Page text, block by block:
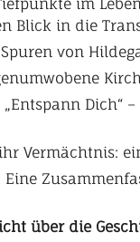
Blick in die
von
„Entspann
Vermächtnis:
Eine
über die